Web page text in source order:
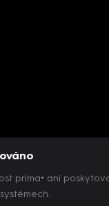
prima+ ani